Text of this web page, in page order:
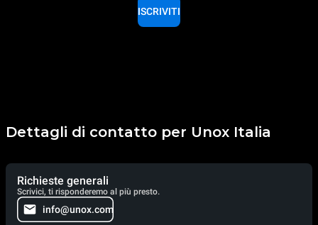
ISCRIVITI
Dettagli di contatto per Unox Italia
Richieste generali
Scrivici, ti risponderemo al più presto.
info@unox.com